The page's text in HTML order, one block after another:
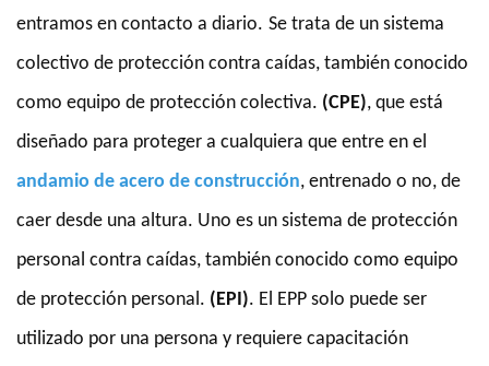
entramos en contacto a diario. Se trata de un sistema
colectivo de protección contra caídas, también conocido
como equipo de protección colectiva. (CPE), que está
diseñado para proteger a cualquiera que entre en el
andamio de acero de construcción, entrenado o no, de
caer desde una altura. Uno es un sistema de protección
personal contra caídas, también conocido como equipo
de protección personal. (EPI). El EPP solo puede ser
utilizado por una persona y requiere capacitación